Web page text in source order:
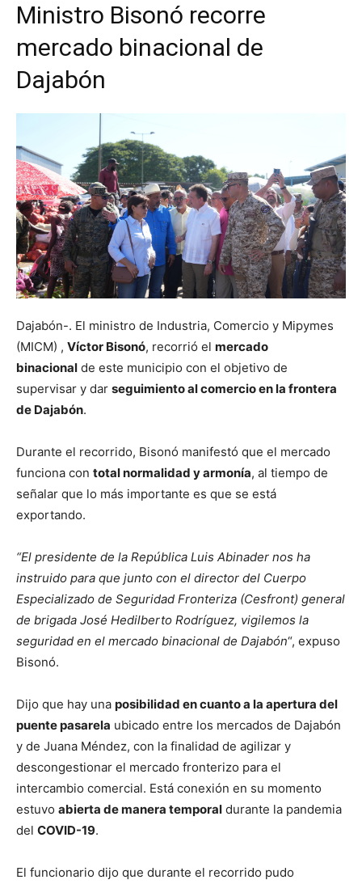
Ministro Bisonó recorre
mercado binacional de
Dajabón
Dajabón-. El ministro de Industria, Comercio y Mipymes
(MICM) , Víctor Bisonó, recorrió el mercado
binacional de este municipio con el objetivo de
supervisar y dar seguimiento al comercio en la frontera
de Dajabón.
Durante el recorrido, Bisonó manifestó que el mercado
funciona con total normalidad y armonía, al tiempo de
señalar que lo más importante es que se está
exportando.
“El presidente de la República Luis Abinader nos ha
instruido para que junto con el director del Cuerpo
Especializado de Seguridad Fronteriza (Cesfront) general
de brigada José Hedilberto Rodríguez, vigilemos la
seguridad en el mercado binacional de Dajabón“, expuso
Bisonó.
Dijo que hay una posibilidad en cuanto a la apertura del
puente pasarela ubicado entre los mercados de Dajabón
y de Juana Méndez, con la finalidad de agilizar y
descongestionar el mercado fronterizo para el
intercambio comercial. Está conexión en su momento
estuvo abierta de manera temporal durante la pandemia
del COVID-19.
El funcionario dijo que durante el recorrido pudo